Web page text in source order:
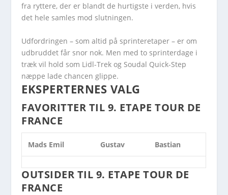
fra ryttere, der er blandt de hurtigste i verden, hvis
det hele samles mod slutningen.
Udfordringen – som altid på sprinteretaper – er om
udbruddet får snor nok. Men med to sprinterdage i
træk vil hold som Lidl-Trek og Soudal Quick-Step
næppe lade chancen glippe.
EKSPERTERNES VALG
FAVORITTER TIL 9. ETAPE TOUR DE
FRANCE
Mads Emil Gustav Bastian
OUTSIDER TIL 9. ETAPE TOUR DE
FRANCE